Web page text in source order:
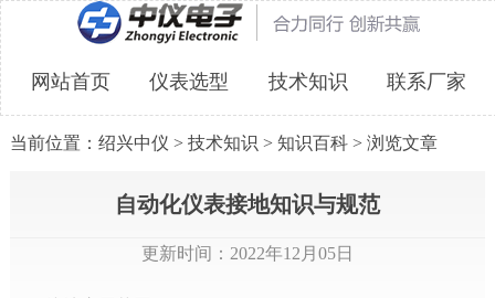
网站首页 仪表选型 技术知识 联系厂家
当前位置： 绍兴中仪 > 技术知识 > 知识百科> 浏览文章
自动化仪表接地知识与规范
更新时间：2022年12月05日